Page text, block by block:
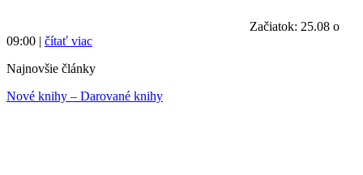
Začiatok: 25.08 o
09:00 | čítať viac
Najnovšie články
Nové knihy – Darované knihy